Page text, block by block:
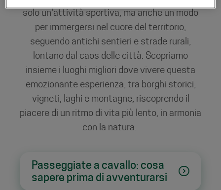
solo un'attività sportiva, ma anche un modo
per immergersi nel cuore del territorio,
seguendo antichi sentieri e strade rurali,
lontano dal caos delle città. Scopriamo
insieme i luoghi migliori dove vivere questa
emozionante esperienza, tra borghi storici,
vigneti, laghi e montagne, riscoprendo il
piacere di un ritmo di vita più lento, in armonia
con la natura.
Passeggiate a cavallo: cosa
sapere prima di avventurarsi